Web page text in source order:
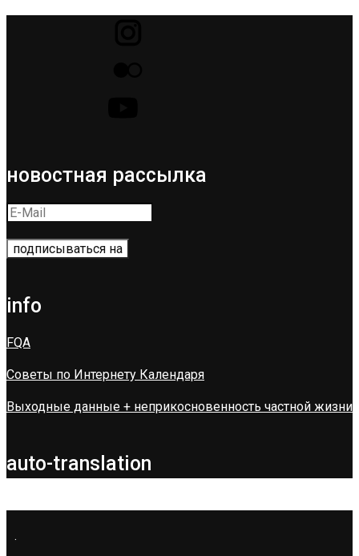
новостная рассылка
info
FQA
Советы по Интернету Календаря
Выходные данные + неприкосновенность частной жизни
auto-translation
.